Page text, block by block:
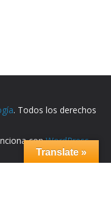
. Todos los derechos
conWordPress.
Translate »